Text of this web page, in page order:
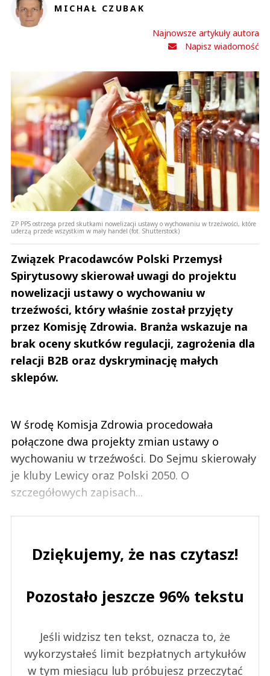
This comment was minimized by the moderator on the site
Jaki rząd ?, wróciliśmy do komuny i rządzi partia a nie rząd. A jak pisowski
rząd cwaniaków , oszustów i złodziei ma zwalczać cwaniactwo jak sam
manipuluje i kłamie. I nie mamy sztucznej drożyzny a pisinflację za którą
odpowiada pis i Glapiński.
Xenia
Odpowiedz
0
0
29.04.2023 / 19:58
This comment was minimized by the moderator on the site
Inflacja-sracja w dół, a ceny w górę. Ile razy można powtarzać, że nie ma
żadnej inflacji, jest tylko sztuczna drożyzna, która może spowodować
rzeczywistą inflację i dewaluację złotówki jeżeli rząd natychmiast nie
rozwiąże tego problemu i nie...
Inflacja-sracja w dół, a ceny w górę. Ile razy można powtarzać, że nie ma
żadnej inflacji, jest tylko sztuczna drożyzna, która może spowodować
rzeczywistą inflację i dewaluację złotówki jeżeli rząd natychmiast nie
rozwiąże tego problemu i nie ukróci cwaniactwa, które trzepie po 200-
Odpowiedz
0
0
This comment was minimized by the moderator on the site
skrajnie ubogich to prawie 3 miliony. Ale ludzie z Pisu nie muszą się
martwić, im żyje się coraz lepiej.
MICHAŁ CZUBAK
Najnowsze artykuły autora
Napisz wiadomość
ZP PPS ostrzega przed skutkami nowelizacji ustawy o wychowaniu w trzeźwości, które
uderzą przede wszystkim w mały handel (fot. Shutterstock)
Związek Pracodawców Polski Przemysł
Spirytusowy skierował uwagi do projektu
nowelizacji ustawy o wychowaniu w
trzeźwości, który właśnie został przyjęty
przez Komisję Zdrowia. Branża wskazuje na
brak oceny skutków regulacji, zagrożenia dla
relacji B2B oraz dyskryminację małych
sklepów.
W środę Komisja Zdrowia procedowała
połączone dwa projekty zmian ustawy o
wychowaniu w trzeźwości. Do Sejmu skierowały
je kluby Lewicy oraz Polski 2050. O
szczegółowych zapisach...
Dziękujemy, że nas czytasz!
Pozostało jeszcze 96% tekstu
Jeśli widzisz ten tekst, oznacza to, że
wykorzystałeś limit bezpłatnych artykułów
w tym miesiącu lub próbujesz przeczytać